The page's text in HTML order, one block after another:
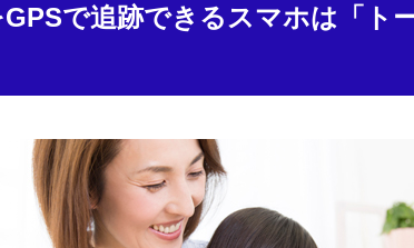
で追跡できるスマホは「ト